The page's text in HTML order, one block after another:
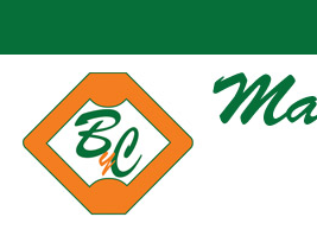
contenido